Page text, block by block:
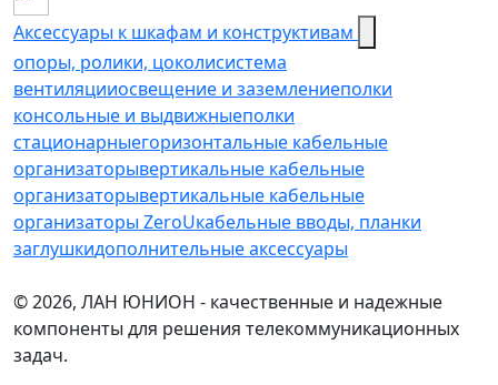
Аксессуары к шкафам и конструктивам
опоры, ролики, цоколиcистема
вентиляцииосвещение и заземлениеполки
консольные и выдвижныеполки
стационарныегоризонтальные кабельные
организаторывертикальные кабельные
организаторывертикальные кабельные
организаторы ZeroUкабельные вводы, планки
заглушкидополнительные аксессуары
© 2026, ЛАН ЮНИОН - качественные и надежные
компоненты для решения телекоммуникационных
задач.